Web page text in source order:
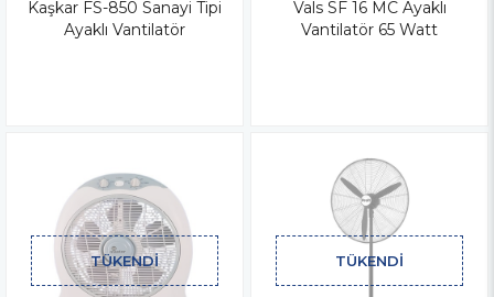
Kaşkar FS-850 Sanayi Tipi
Ayaklı Vantilatör
Vals SF 16 MC Ayaklı
Vantilatör 65 Watt
TÜKENDI TÜKENDI